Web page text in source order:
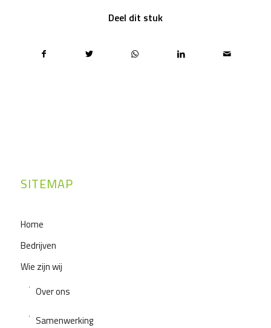
Deel dit stuk
SITEMAP
Home
Bedrijven
Wie zijn wij
Over ons
Samenwerking